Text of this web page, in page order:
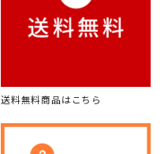
送料無料商品はこちら